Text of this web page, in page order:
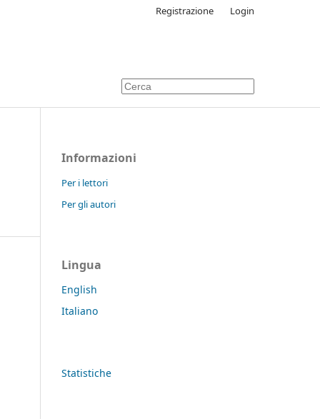
Registrazione Login
Informazioni
Per i lettori
Per gli autori
Lingua
English
Italiano
Statistiche